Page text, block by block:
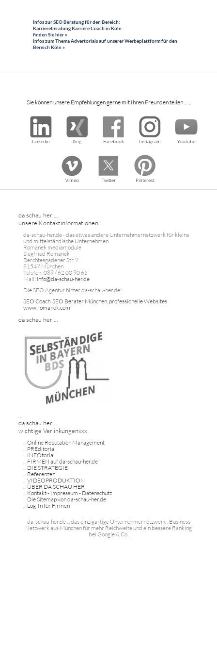
Infos zur SEO Beratung für den Bereich:
Karriereberatung Karriere Coach in Köln
finden Sie hier »
Infos zum Thema Advertorials auf unserer Werbeplattform für den
Bereich Köln »
Sie können unsere Empfehlungen gerne mit Ihren Freunden teilen ... ...
Linkedin Xing Facebook Instagram Youtube
Vimeo Twitter Pinterest
da schau her ...
unsere Kontaktinformationen:
da-schau-her.de - das etwas andere Unternehmernetzwerk für kleine
und mittelständische Unternehmen
Romanek mediamodule
Siegfried Romanek
Berchtesgadener Str. 9
81547 München
Telefon: 089 / 62 00 90 65
Mail: info@da-schau-her.de
Die SEO Agentur hinter da-schau-her.de:
SEO Coach, SEO Berater München, professionelle Websites
www.romanek.com
da schau her ...
da schau her ...
wichtige Verlinkungenxxx
Online Reputation Management
PREditorial
INFOtorial
FIRMEN auf da-schau-her.de
DIE STRATEGIE
Referenzen
VIDEOPRODUKTION
ÜBER DA SCHAU HER
Kontakt - Impressum - Datenschutz
Die Sitemap von da-schau-her.de
Log-In für Firmen
da-schau-her.de ... das einzigartige Unternehmernetzwerk . Business
Netzwerk aus München für mehr Reichweite und ein bessere Ranking
bei Google & Co.